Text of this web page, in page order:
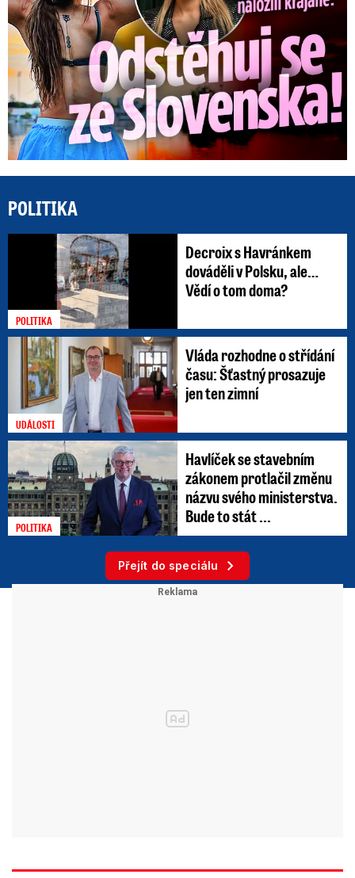
POLITIKA
POLITIKA
Decroix s Havránkem
dováděli v Polsku, ale…
Vědí o tom doma?
UDÁLOSTI
Vláda rozhodne o střídání
času: Šťastný prosazuje
jen ten zimní
POLITIKA
Havlíček se stavebním
zákonem protlačil změnu
názvu svého ministerstva.
Bude to stát ...
Přejít do speciálu